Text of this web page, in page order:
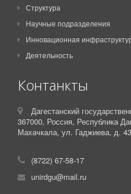
Структура
Научные подразделения
Инновационная
Деятельность
Контанкты
Дагестанский
367000, Россия, Республика
Махачкала, ул. Гаджиева, д.
(8722) 67-58-17
unirdgu@mail.ru